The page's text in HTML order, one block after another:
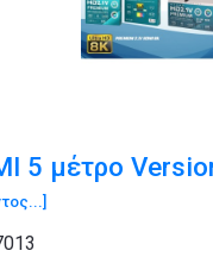
5 μέτρo